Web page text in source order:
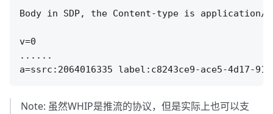
Body in SDP, the Content-type is application/
v=0
......
Note: 虽然WHIP是推流的协议，但是实际上也可以支